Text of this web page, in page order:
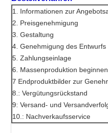
1. Informationen zur
2. Preisgenehmigung
3. Gestaltung
4. Genehmigung des Entwurfs
5. Zahlungseinlage
6. Massenproduktion beginnen
7 Endproduktbilder zur
8.: Vergütungsrückstand
9: Versand- und
10.: Nachverkaufsservice